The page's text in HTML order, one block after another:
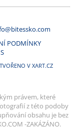
PODMÍNKY
V XART.CZ
právem, které
z této podoby
obsahu je bez
-ZAKÁZÁNO.